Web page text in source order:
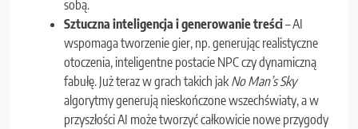
sobą.
Sztuczna inteligencja i generowanie treści– AI
wspomaga tworzenie gier, np. generując realistyczne
otoczenia, inteligentne postacie NPC czy dynamiczną
fabułę. Już teraz w grach takich jak No Man’s Sky
algorytmy generują nieskończone wszechświaty, a w
przyszłości AI może tworzyć całkowicie nowe przygody